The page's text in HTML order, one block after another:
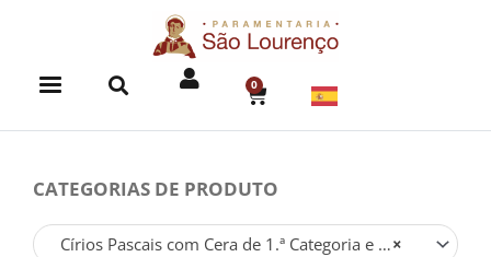
0
CART
CATEGORIAS DE PRODUTO
×
Círios Pascais com Cera de 1.ª Categoria e Pinhas